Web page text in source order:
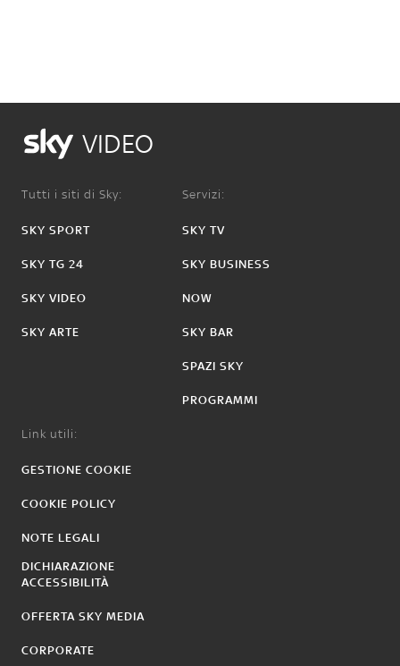
VIDEO
Tutti i siti di Sky:
SKY SPORT
SKY TG 24
SKY VIDEO
SKY ARTE
Servizi:
SKY TV
SKY BUSINESS
NOW
SKY BAR
SPAZI SKY
PROGRAMMI
Link utili:
GESTIONE COOKIE
COOKIE POLICY
NOTE LEGALI
DICHIARAZIONE
ACCESSIBILITÀ
OFFERTA SKY MEDIA
CORPORATE